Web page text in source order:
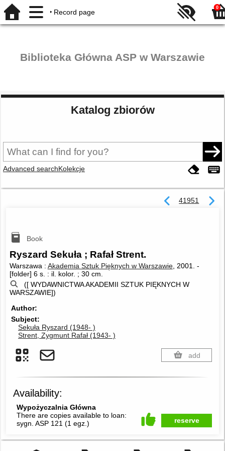
Record page
0
Biblioteka Główna ASP w Warszawie
Katalog zbiorów
Advanced searchKolekcje
41951
Book
Ryszard Sekuła ; Rafał Strent.
Warszawa : Akademia Sztuk Pięknych w Warszawie, 2001. -
[folder] 6 s. : il. kolor. ; 30 cm.
([ WYDAWNICTWA AKADEMII SZTUK PIĘKNYCH W
WARSZAWIE])
Author
Subject
Sekuła Ryszard (1948- )
Strent, Zygmunt Rafał (1943- )
add
Availability:
Wypożyczalnia Główna
There are copies available to loan:
sygn. ASP 121(1 egz.) reserve